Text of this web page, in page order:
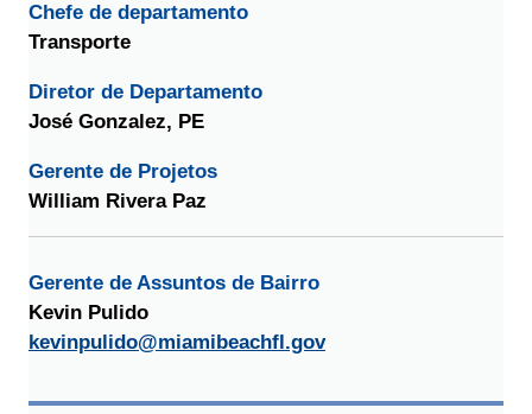
Chefe de departamento
Transporte
Diretor de Departamento
José Gonzalez, PE
Gerente de Projetos
William Rivera Paz
Gerente de Assuntos de Bairro
Kevin Pulido
kevinpulido@miamibeachfl.gov